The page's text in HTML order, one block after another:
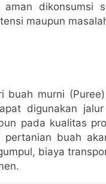
aman dikonsumsi
maupun
buah murni
digunakan
pada kualitas
pertanian buah
biaya